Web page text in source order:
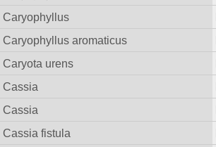
Caryophyllus
Caryophyllus aromaticus
Caryota urens
Cassia
Cassia
Cassia fistula